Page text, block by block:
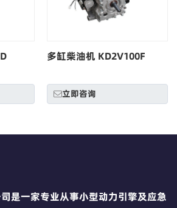
多缸柴油机 KD2V100F
立即咨询
是一家专业从事小型动力引擎及应急